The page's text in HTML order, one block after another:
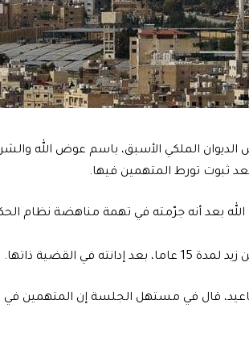
الديوان الملكي الأسبق، باسم عوض الله
بعد أنه جرّمته في تهمة مناهضة نظام
ذاتها.
قال في مستهل الجلسة إن المتهمين في